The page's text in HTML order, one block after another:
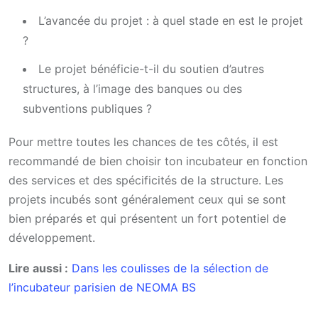
L’avancée du projet : à quel stade en est le projet
?
Le projet bénéficie-t-il du soutien d’autres
structures, à l’image des banques ou des
subventions publiques ?
Pour mettre toutes les chances de tes côtés, il est
recommandé de bien choisir ton incubateur en fonction
des services et des spécificités de la structure. Les
projets incubés sont généralement ceux qui se sont
bien préparés et qui présentent un fort potentiel de
développement.
Lire aussi : Dans les coulisses de la sélection de
l’incubateur parisien de NEOMA BS